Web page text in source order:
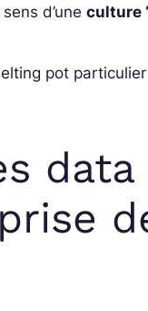
d’uneculture
pot
data